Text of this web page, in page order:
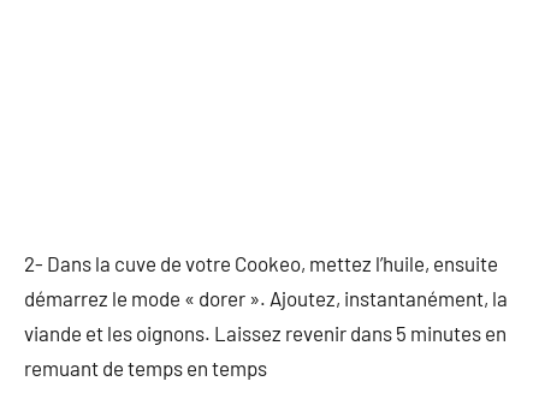
2- Dans la cuve de votre Cookeo, mettez l’huile, ensuite
démarrez le mode « dorer ». Ajoutez, instantanément, la
viande et les oignons. Laissez revenir dans 5 minutes en
remuant de temps en temps